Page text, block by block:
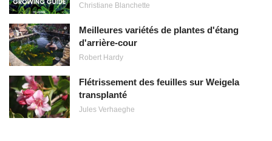
Christiane Blanchette
Meilleures variétés de plantes d'étang
d'arrière-cour
Robert Hardy
Flétrissement des feuilles sur Weigela
transplanté
Jules Verhaeghe